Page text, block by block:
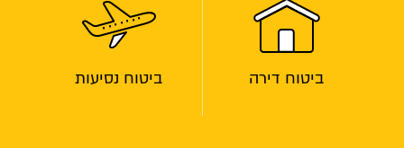
ביטוח דירה ביטוח נסיעות